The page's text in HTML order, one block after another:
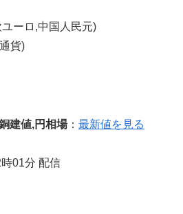
ーロ,中国人民元)
貨)
建値,円相場： 最新値を見る
01分 配信